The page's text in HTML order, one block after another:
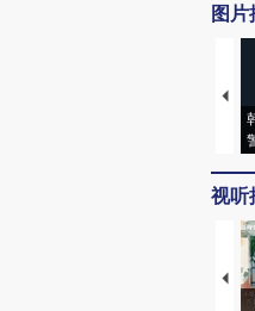
图
视听